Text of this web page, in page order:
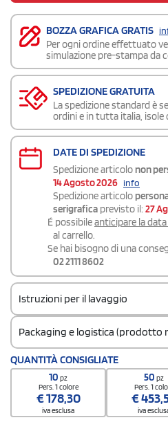
BOZZA GRAFICA GRATIS
Per ogni ordine effettuato
simulazione pre-stampa da
SPEDIZIONE GRATUITA
La spedizione standard è
ordini e in tutta italia, isole
DATE DI SPEDIZIONE
Spedizione articolo non
14 Agosto 2026 info
Spedizione articolo
serigrafica previsto il: 27
É possibileanticipare la
al carrello.
Se hai bisogno di una
02 2111 8602
Istruzioni per il lavaggio
Packaging e logistica (prodotto
Codice doganale
61161020
Quantità per confezione
Quantità per scatola
QUANTITÀ CONSIGLIATE
10pz
Pers. 1 colore
€178,30
iva esclusa
50pz
Pers. 1
€
iva